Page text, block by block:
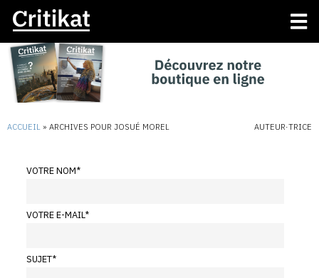
ACCUEIL » ARCHIVES POUR JOSUÉ MOREL AUTEUR·TRICE
VOTRE NOM*
VOTRE E-MAIL*
SUJET*